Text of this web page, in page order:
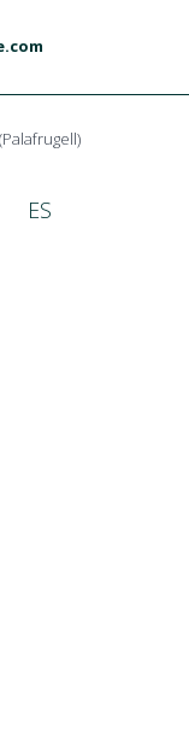
ES